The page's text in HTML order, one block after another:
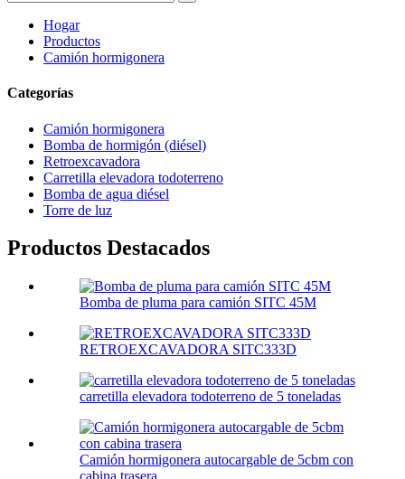
Hogar
Productos
Camión hormigonera
Categorías
Camión hormigonera
Bomba de hormigón (diésel)
Retroexcavadora
Carretilla elevadora todoterreno
Bomba de agua diésel
Torre de luz
Productos Destacados
Bomba de pluma para camión SITC 45M
RETROEXCAVADORA SITC333D
carretilla elevadora todoterreno de 5 toneladas
Camión hormigonera autocargable de 5cbm con